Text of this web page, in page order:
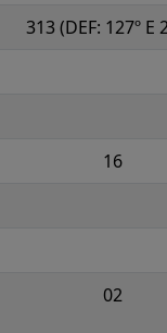
313 (DEF: 127º E
16
02